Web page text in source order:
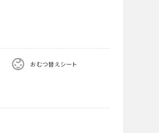
おむつ替えシート